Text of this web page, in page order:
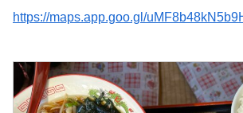
https://maps.app.goo.gl/